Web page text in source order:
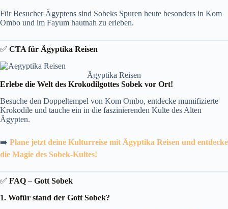
Für Besucher Ägyptens sind Sobeks Spuren heute besonders in Kom
Ombo und im Fayum hautnah zu erleben.
✅ CTA für Ägyptika Reisen
Ägyptika Reisen
Erlebe die Welt des Krokodilgottes Sobek vor Ort!
Besuche den Doppeltempel von Kom Ombo, entdecke mumifizierte
Krokodile und tauche ein in die faszinierenden Kulte des Alten
Ägypten.
➡️ Plane jetzt deine Kulturreise mit Ägyptika Reisen und entdecke
die Magie des Sobek-Kultes!
✅ FAQ – Gott Sobek
1. Wofür stand der Gott Sobek?